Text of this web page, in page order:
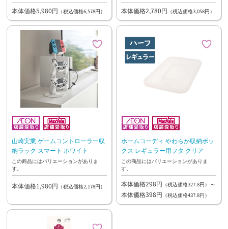
本体価格5,980円 （税込価格6,578円） 本体価格2,780円 （税込価格3,058円）
山崎実業 ゲームコントローラー収
納ラック スマート ホワイト
この商品にはバリエーションがありま
す。
本体価格1,980円 （税込価格2,178円）
ホームコーディ やわらか収納ボッ
クス レギュラー用フタ クリア
この商品にはバリエーションがありま
す。
本体価格298円 （税込価格327.8円） ～
本体価格398円 （税込価格437.8円）